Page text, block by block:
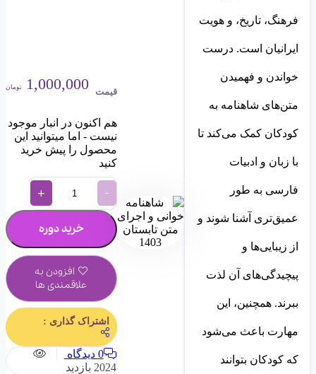
قیمت 1,000,000 تومان
هم اکنون در انبار موجود
نیست - اما میتوانید این
محصول را پیش خرید
کنید
-
+
خرید دوره
افزودن به
علاقمندی ها
اشتراک گذاری :
0 دیدگاه
2024 بازدید
فرهنگ، تاریخ، و هویت
ایرانیان است. درست
خواندن و فهمیدن
متن‌های شاهنامه به
کودکان کمک می‌کند تا
با زبان و ادبیات
فارسی به طور
عمیق‌تری آشنا شوند و
از زیبایی‌ها و
پیچیدگی‌های آن لذت
ببرند. همچنین، این
مهارت باعث می‌شود
که کودکان بتوانند